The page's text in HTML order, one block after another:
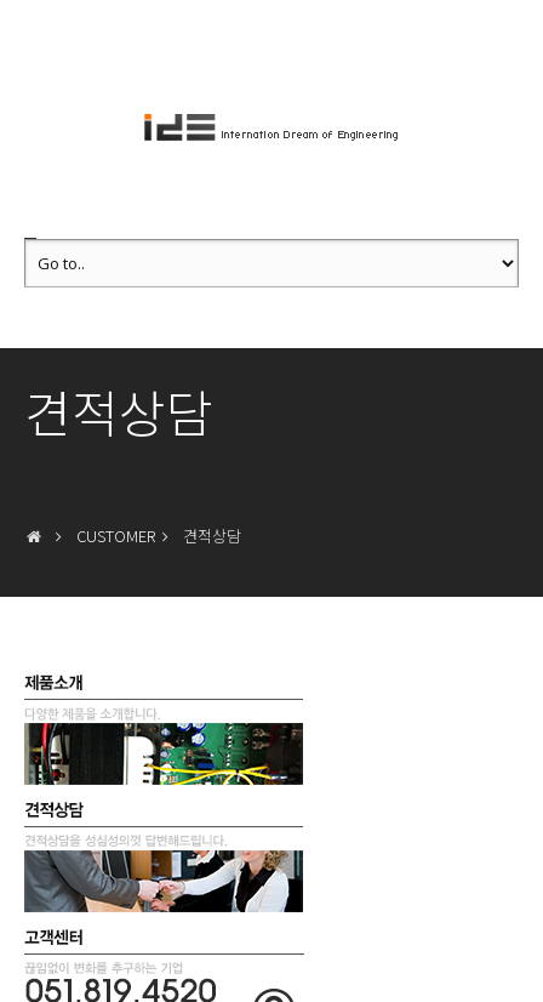
견적상담
CUSTOMER 견적상담